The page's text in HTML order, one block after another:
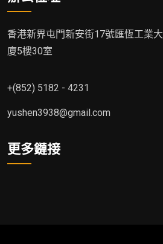
香港新界屯門新安街17號匯恆工業大
廈5樓30室
+(852) 5182 - 4231
yushen3938@gmail.com
更多鏈接